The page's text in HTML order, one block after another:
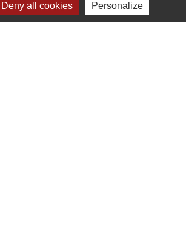
Signaler une erreur sur cette page
Deny all cookies Personalize